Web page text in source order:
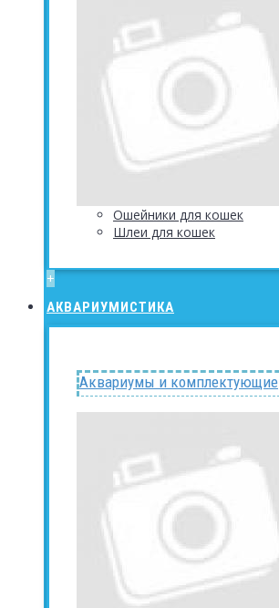
Ошейники для кошек
Шлеи для кошек
+
АКВАРИУМИСТИКА
Аквариумы и комплектующие